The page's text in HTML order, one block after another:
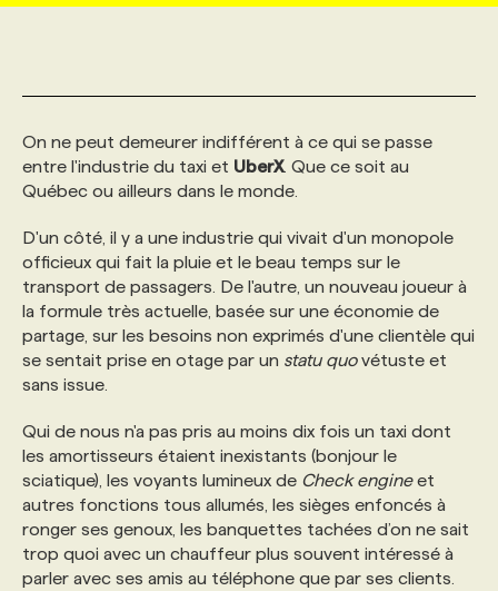
INITIATIVES NUMÉRIQUES
PRIX ET DISTINCTIONS
TENDANCES
MARKETING DURABLE
GEO/SEO
ÉVÉNEMENTIEL
ANNONCEZ AVEC NOUS
PROFIL ENTREPRISE
FAQ
ANNONCEZ AVEC NOUS
PROFIL CANDIDAT
ANNONCEZ AVEC NOUS
NOS PARCOURS DE FORMATIONS
FORMATIONS PERSONNALISÉES
NOS FORMATEUR‧RICES
NOS TARIFS
PROGRAMMES DE SUBVENTIONS
CHASSE DE TÊTE
SERVICE DE CHASSE DE TÊTE
NOS TARIFS
NOS EXPERTISES
ANNONCEZ AVEC NOUS
On ne peut demeurer indifférent à ce qui se passe
entre l'industrie du taxi et UberX. Que ce soit au
Québec ou ailleurs dans le monde.
D'un côté, il y a une industrie qui vivait d'un monopole
officieux qui fait la pluie et le beau temps sur le
transport de passagers. De l'autre, un nouveau joueur à
la formule très actuelle, basée sur une économie de
partage, sur les besoins non exprimés d'une clientèle qui
se sentait prise en otage par un statu quovétuste et
sans issue.
Qui de nous n'a pas pris au moins dix fois un taxi dont
les amortisseurs étaient inexistants (bonjour le
sciatique), les voyants lumineux de Check engineet
autres fonctions tous allumés, les sièges enfoncés à
ronger ses genoux, les banquettes tachées d’on ne sait
trop quoi avec un chauffeur plus souvent intéressé à
parler avec ses amis au téléphone que par ses clients.